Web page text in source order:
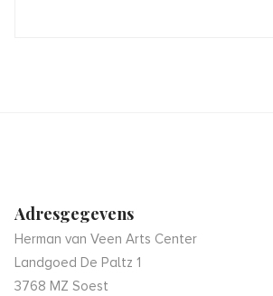
Adresgegevens
Herman van Veen Arts Center
Landgoed De Paltz 1
3768 MZ Soest